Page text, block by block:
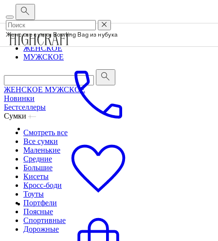
Корпоративным клиентам • О бренде
ЖЕНСКОЕ
МУЖСКОЕ
ЖЕНСКОЕ МУЖСКОЕ
Новинки
Бестселлеры
Сумки
Смотреть все
Все сумки
Маленькие
Средние
Большие
Кисеты
Кросс-боди
Тоуты
Портфели
Поясные
Спортивные
Дорожные
Женские сумки Bowling Bag из нубука